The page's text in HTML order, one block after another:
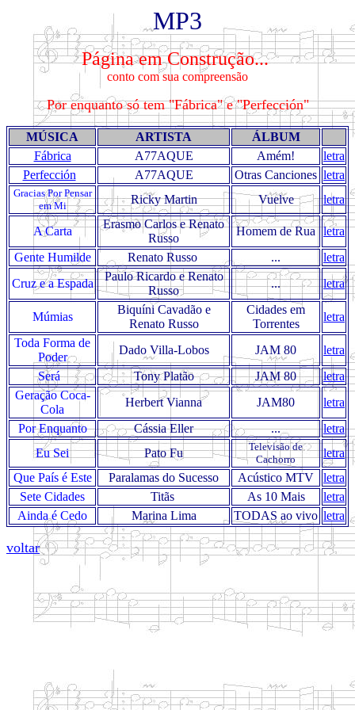
MP3
Página em Construção...
conto com sua compreensão
Por enquanto só tem "Fábrica" e "Perfección"
MÚSICA ARTISTA
ÁLBUM
Fábrica
A77AQUE Amém!
letra
Perfección
A77AQUE Otras Canciones letra
Gracias Por Pensar
em Mi
Ricky Martin Vuelve letra
A Carta
Erasmo Carlos e Renato
Russo
Homem de Rua letra
Gente Humilde
Renato Russo ...
letra
Cruz e a Espada
Paulo Ricardo e Renato
Russo
... letra
Múmias
Biquíni Cavadão e
Renato Russo
Cidades em
Torrentes
letra
Toda Forma de
Poder
Dado Villa-Lobos JAM 80
letra
Será
Tony Platão JAM 80
letra
Geração Coca-
Cola
Herbert Vianna JAM80
letra
Por Enquanto
Cássia Eller ...
letra
Eu Sei
Pato Fu
Televisão de
Cachorro
letra
Que País é Este
Paralamas do Sucesso Acústico MTV
letra
Sete Cidades
Titãs As 10 Mais
letra
Ainda é Cedo
Marina Lima TODAS ao vivo letra
voltar